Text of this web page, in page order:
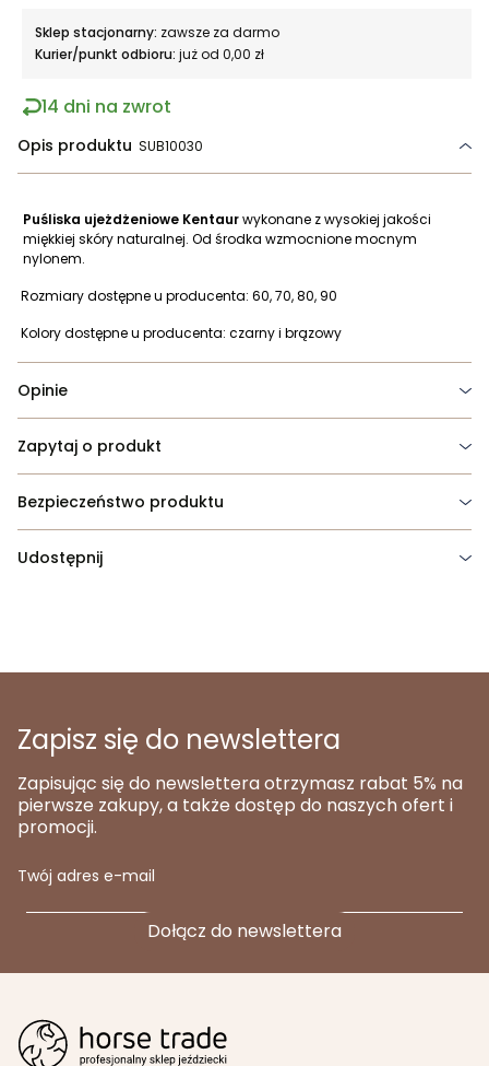
Sklep stacjonarny: zawsze za darmo
Kurier/punkt odbioru: już od 0,00 zł
14 dni na zwrot
Opis produktu SUB10030
Puśliska ujeżdżeniowe Kentaurwykonane z wysokiej jakości
miękkiej skóry naturalnej. Od środka wzmocnione mocnym
nylonem.
Rozmiary dostępne u producenta: 60, 70, 80, 90
Kolory dostępne u producenta: czarny i brązowy
Opinie
Zapytaj o produkt
Bezpieczeństwo produktu
Udostępnij
Zapisz się do newslettera
Zapisując się do newslettera otrzymasz rabat 5% na
pierwsze zakupy, a także dostęp do naszych ofert i
promocji.
Twój adres e-mail